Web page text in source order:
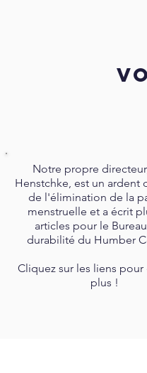
Notre propre
Henstchke, est un ardent
de l'élimination de la
menstruelle et a écrit
articles pour le
durabilité du Humber
Cliquez sur les liens pour
plus !